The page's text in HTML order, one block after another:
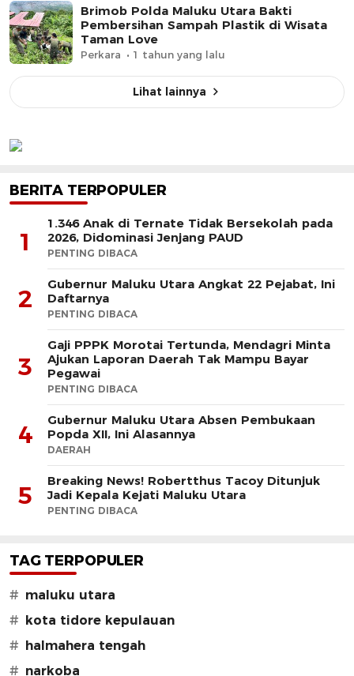
Brimob Polda Maluku Utara Bakti
Pembersihan Sampah Plastik di Wisata
Taman Love
Perkara 1 tahun yang lalu
Lihat lainnya
BERITA TERPOPULER
1
1.346 Anak di Ternate Tidak Bersekolah pada
2026, Didominasi Jenjang PAUD
PENTING DIBACA
2
Gubernur Maluku Utara Angkat 22 Pejabat, Ini
Daftarnya
PENTING DIBACA
3
Gaji PPPK Morotai Tertunda, Mendagri Minta
Ajukan Laporan Daerah Tak Mampu Bayar
Pegawai
PENTING DIBACA
4
Gubernur Maluku Utara Absen Pembukaan
Popda XII, Ini Alasannya
DAERAH
5
Breaking News! Robertthus Tacoy Ditunjuk
Jadi Kepala Kejati Maluku Utara
PENTING DIBACA
TAG TERPOPULER
# maluku utara
# kota tidore kepulauan
# halmahera tengah
# narkoba